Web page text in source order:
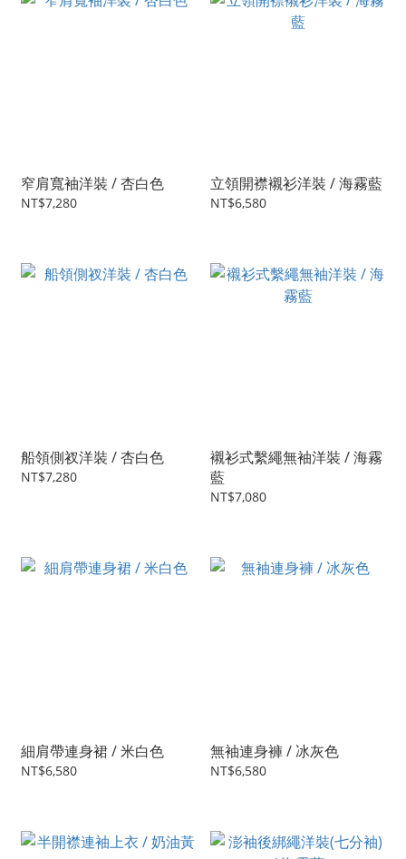
窄肩寬袖洋裝 / 杏白色
NT$7,280
立領開襟襯衫洋裝 / 海霧藍
NT$6,580
船領側衩洋裝 / 杏白色
NT$7,280
襯衫式繫繩無袖洋裝 / 海霧
藍
NT$7,080
細肩帶連身裙 / 米白色
NT$6,580
無袖連身褲 / 冰灰色
NT$6,580